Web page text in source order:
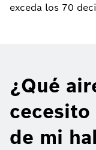
exceda los 70
¿Qué
cecesito
de mi